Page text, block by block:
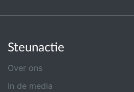
Steunactie
Over ons
In de media